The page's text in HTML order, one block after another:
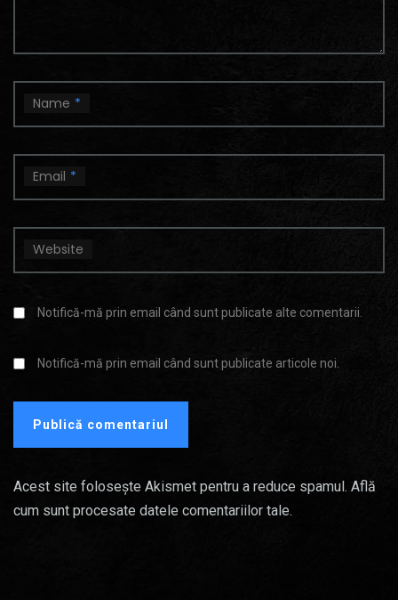
Name *
Email *
Website
Notifică-mă prin email când sunt publicate alte comentarii.
Notifică-mă prin email când sunt publicate articole noi.
Acest site folosește Akismet pentru a reduce spamul. Află
cum sunt procesate datele comentariilor tale.